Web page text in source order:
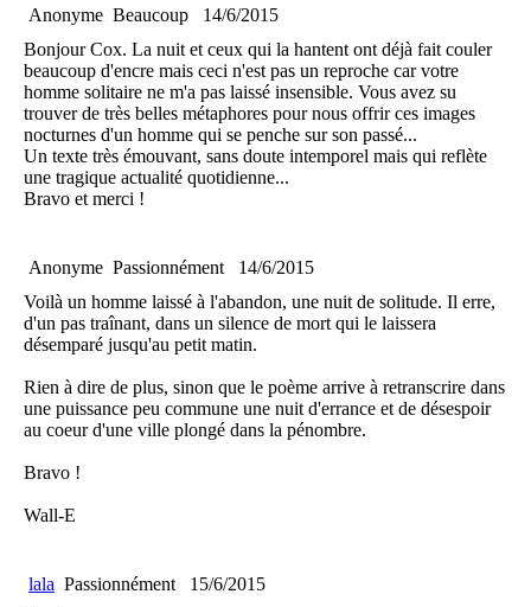
Anonyme Beaucoup
14/6/2015
Bonjour Cox. La nuit et ceux qui la hantent ont déjà fait couler
beaucoup d'encre mais ceci n'est pas un reproche car votre
homme solitaire ne m'a pas laissé insensible. Vous avez su
trouver de très belles métaphores pour nous offrir ces images
nocturnes d'un homme qui se penche sur son passé...
Un texte très émouvant, sans doute intemporel mais qui reflète
une tragique actualité quotidienne...
Bravo et merci !
Anonyme Passionnément
14/6/2015
Voilà un homme laissé à l'abandon, une nuit de solitude. Il erre,
d'un pas traînant, dans un silence de mort qui le laissera
désemparé jusqu'au petit matin.
Rien à dire de plus, sinon que le poème arrive à retranscrire dans
une puissance peu commune une nuit d'errance et de désespoir
au coeur d'une ville plongé dans la pénombre.
Bravo !
Wall-E
lala Passionnément
15/6/2015